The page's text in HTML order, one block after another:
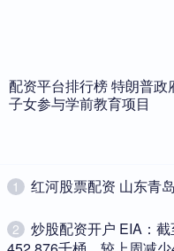
证券保荐
正规股票配资网站排名 2026-
中国经济网北京11月17日讯
配资平台排行榜 特朗普政
子女参与学前教育项目
1 红河股票配资 山东青
2
炒股配资开户 EIA：